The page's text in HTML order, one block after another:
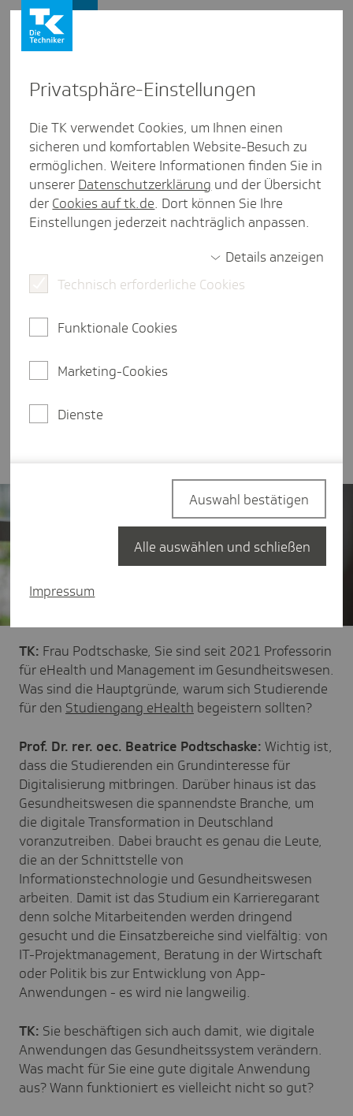
eHealth: Gesund­heits­wesen
digital gedacht
Inter­view aus Schles­wig-Holstein
Junge Menschen für das Gesundheitswesen
vorantreiben - das macht Prof. Dr. rer. oec.
und Management im Gesundheitswesen an der
über die Aufgaben und Herausforderungen an der
Schnittstelle von Gesundheitswesen und
Presse und Politik Digitaler Fortschritt
TK: Frau Podtschaske, Sie sind seit 2021 Professorin
für eHealth und Management im Gesundheitswesen.
Was sind die Hauptgründe, warum sich Studierende
für den Studiengang eHealth begeistern sollten?
Prof. Dr. rer. oec. Beatrice Podtschaske: Wichtig ist,
dass die Studierenden ein Grundinteresse für
Digitalisierung mitbringen. Darüber hinaus ist das
Gesundheitswesen die spannendste Branche, um
die digitale Transformation in Deutschland
voranzutreiben. Dabei braucht es genau die Leute,
die an der Schnittstelle von
Informationstechnologie und Gesundheitswesen
arbeiten. Damit ist das Studium ein Karrieregarant
denn solche Mitarbeitenden werden dringend
gesucht und die Einsatzbereiche sind vielfältig: von
IT-Projektmanagement, Beratung in der Wirtschaft
oder Politik bis zur Entwicklung von App-
Anwendungen - es wird nie langweilig.
TK: Sie beschäftigen sich auch damit, wie digitale
Anwendungen das Gesundheitssystem verändern.
Was macht für Sie eine gute digitale Anwendung
aus? Wann funktioniert es vielleicht nicht so gut?
Privat­sphäre-Einstel­lungen
Die TK verwendet Cookies, um Ihnen einen
sicheren und komfortablen Website-Besuch zu
ermöglichen. Weitere Informationen finden Sie in
unserer Datenschutzerklärung und der Übersicht
der Cookies auf tk.de. Dort können Sie Ihre
Einstellungen jederzeit nachträglich anpassen.
Details anzeigen
Technisch erforderliche Cookies
Funktionale Cookies
Marketing-Cookies
Dienste
Impressum
Auswahl bestätigen
Alle auswählen und schließen